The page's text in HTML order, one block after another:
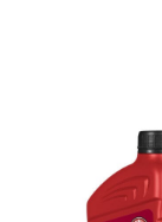
muunnelma.